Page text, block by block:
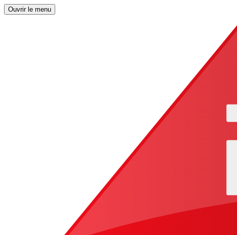
Ouvrir le menu